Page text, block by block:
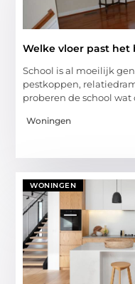
Welke vloer past het
School is al moeilijk
pestkoppen,
proberen de school
Woningen
WONINGEN